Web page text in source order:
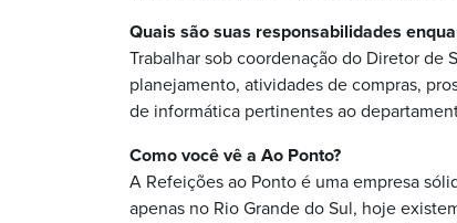
Quais são suas responsabilidades
Trabalhar sob coordenação do Diretor de
planejamento, atividades de compras,
de informática pertinentes ao
Como você vê a Ao Ponto?
A Refeições ao Ponto é uma empresa
apenas no Rio Grande do Sul, hoje